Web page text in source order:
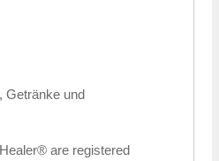
Getränke und
are registered